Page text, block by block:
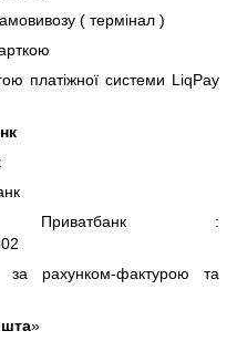
( термінал )
платіжної системи LiqPay
Приватбанк :
за рахунком-фактурою та
»